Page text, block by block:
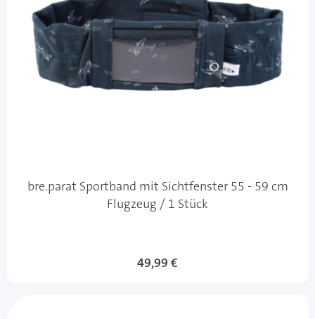
bre.parat Sportband mit Sichtfenster 55 - 59 cm
Flugzeug / 1 Stück
49,99 €